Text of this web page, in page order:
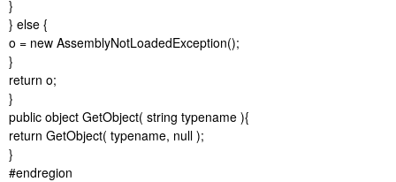
}
} else {
o = new AssemblyNotLoadedException();
}
return o;
}
public object GetObject( string typename ){
return GetObject( typename, null );
}
#endregion